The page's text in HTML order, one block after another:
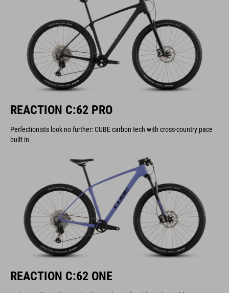
REACTION C:62 PRO
Perfectionists look no further: CUBE carbon tech with cross-country pace
built in
REACTION C:62 ONE